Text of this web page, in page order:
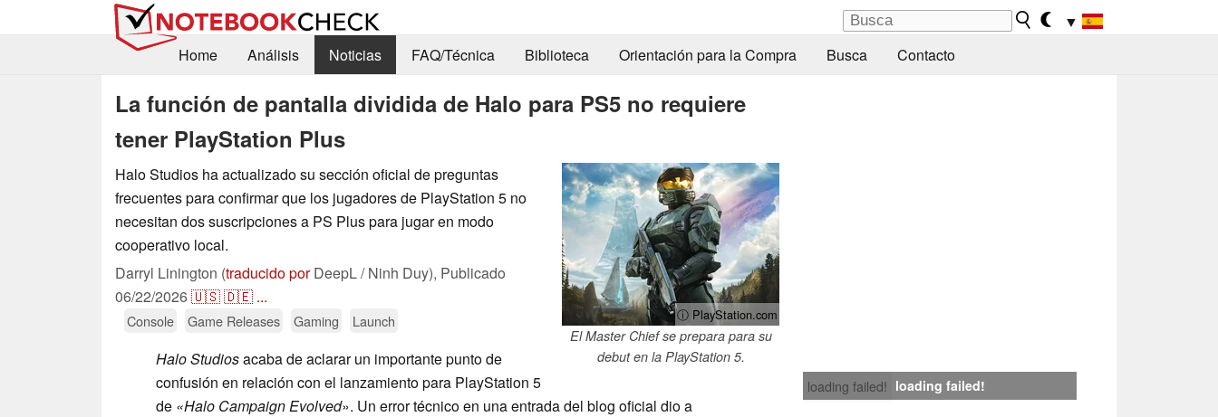
▼
Home
Análisis Noticias FAQ/Técnica Biblioteca Orientación para la Compra Busca Contacto
La función de pantalla dividida de Halo para PS5 no requiere
tener PlayStation Plus
ⓘ PlayStation.com
El Master Chief se prepara para su
debut en la PlayStation 5.
Halo Studios ha actualizado su sección oficial de preguntas
frecuentes para confirmar que los jugadores de PlayStation 5 no
necesitan dos suscripciones a PS Plus para jugar en modo
cooperativo local.
Darryl Linington (traducido porDeepL / Ninh Duy), Publicado
06/22/2026🇺🇸🇩🇪 ...
Console Game Releases Gaming Launch
loading failed! loading failed!
Halo Studiosacaba de aclarar un importante punto de
confusión en relación con el lanzamiento para PlayStation 5
de «Halo Campaign Evolved». Un error técnico en una entrada del blog oficial dio a